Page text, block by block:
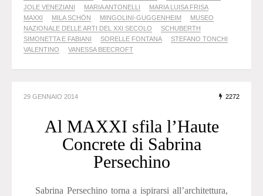
JOLE VENEZIANI
MARIA ANTONELLI
MARIA LUISA FRISA
MAXXI
MILA SCHÖN MINGOLINI-GUGGENHEIM
MUSEO
NAZIONALE DELLE ARTI DEL XXI SECOLO
SCHUBERTH
SIMONETTA E FABIANI
SORELLE FONTANA
STEFANO TONCHI
VALENTINO
VANESSA BEECROFT
29 GENNAIO 2014 2272
Al MAXXI sfila l’Haute
Concrete di Sabrina
Persechino
Sabrina Persechino torna a ispirarsi all’architettura,